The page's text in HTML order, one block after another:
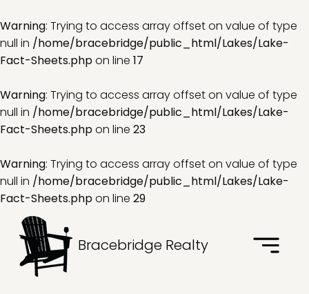
Warning: Trying to access array offset on value of type
null in /home/bracebridge/public_html/Lakes/Lake-
Fact-Sheets.phpon line 17
Warning: Trying to access array offset on value of type
null in /home/bracebridge/public_html/Lakes/Lake-
Fact-Sheets.phpon line 23
Warning: Trying to access array offset on value of type
null in /home/bracebridge/public_html/Lakes/Lake-
Fact-Sheets.phpon line 29
Bracebridge Realty